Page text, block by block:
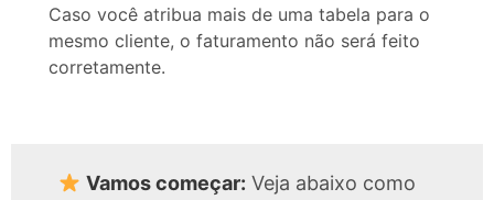
Caso você atribua mais de uma tabela para o
mesmo cliente, o faturamento não será feito
corretamente.
Vamos começar: Veja abaixo como